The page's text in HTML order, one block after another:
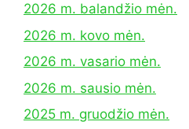
2026 m. balandžio mėn.
2026 m. kovo mėn.
2026 m. vasario mėn.
2026 m. sausio mėn.
2025 m. gruodžio mėn.